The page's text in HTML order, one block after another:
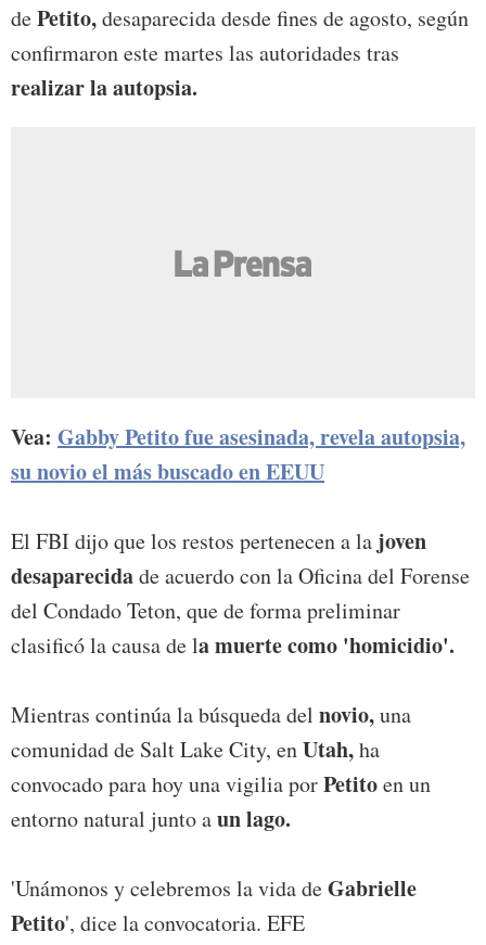
dePetito,desaparecida desde fines de agosto, según
confirmaron este martes las autoridades tras
realizar la autopsia.
Vea: Gabby Petito fue asesinada, revela autopsia,
su novio el más buscado en EEUU
El FBI dijo que los restos pertenecen a la joven
desaparecidade acuerdo con la Oficina del Forense
del Condado Teton, que de forma preliminar
clasificó la causa de la muerte como 'homicidio'.
Mientras continúa la búsqueda del novio,una
comunidad de Salt Lake City, enUtah,ha
convocado para hoy una vigilia porPetitoen un
entorno natural junto aun lago.
'Unámonos y celebremos la vida deGabrielle
Petito', dice la convocatoria. EFE